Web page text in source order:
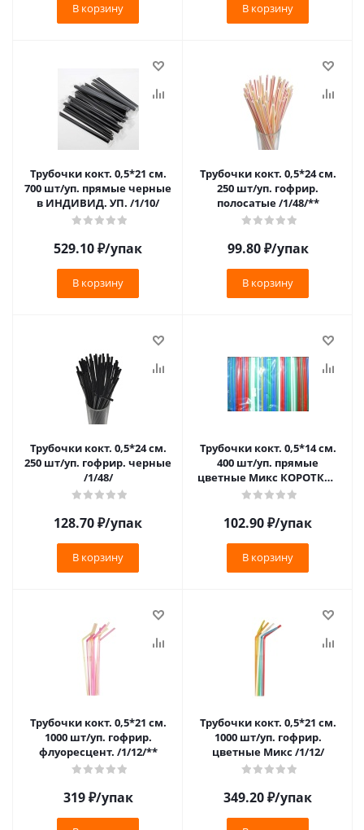
В корзину В корзину
Трубочки кокт. 0,5*21 см.
700 шт/уп. прямые черные
в ИНДИВИД. УП. /1/10/
529.10₽/упак
В корзину
Трубочки кокт. 0,5*24 см.
250 шт/уп. гофрир.
полосатые /1/48/**
99.80₽/упак
В корзину
Трубочки кокт. 0,5*24 см.
250 шт/уп. гофрир. черные
/1/48/
128.70₽/упак
В корзину
Трубочки кокт. 0,5*14 см.
400 шт/уп. прямые
цветные Микс КОРОТКИЕ
/1/50/
102.90₽/упак
В корзину
Трубочки кокт. 0,5*21 см.
1000 шт/уп. гофрир.
флуоресцент. /1/12/**
319₽/упак
Трубочки кокт. 0,5*21 см.
1000 шт/уп. гофрир.
цветные Микс /1/12/
349.20₽/упак